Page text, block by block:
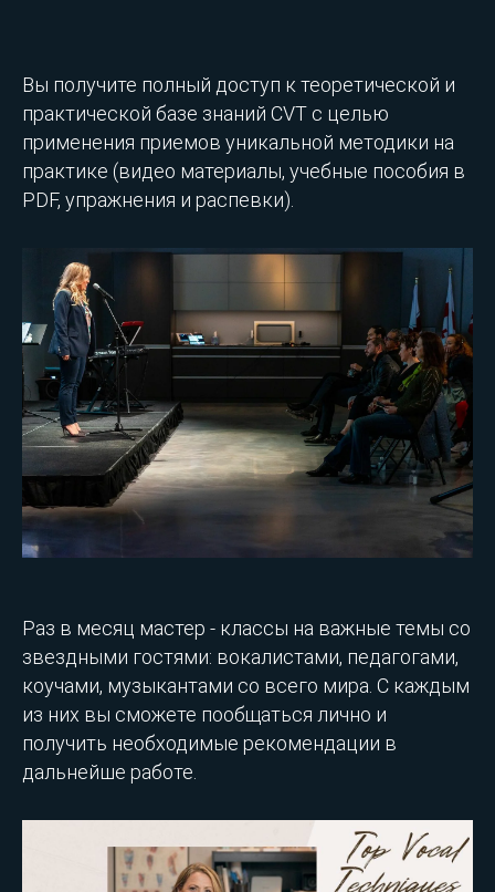
Вы получите полный доступ к теоретической и
практической базе знаний CVT с целью
применения приемов уникальной методики на
практике (видео материалы, учебные пособия в
PDF, упражнения и распевки).
Раз в месяц мастер - классы на важные темы со
звездными гостями: вокалистами, педагогами,
коучами, музыкантами со всего мира. С каждым
из них вы сможете пообщаться лично и
получить необходимые рекомендации в
дальнейше работе.